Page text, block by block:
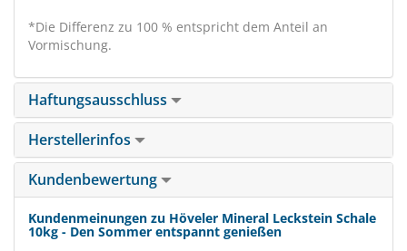
*Die Differenz zu 100 % entspricht dem Anteil an
Vormischung.
Haftungsausschluss
Herstellerinfos
Kundenbewertung
Kundenmeinungen zu Höveler Mineral Leckstein Schale
10kg - Den Sommer entspannt genießen